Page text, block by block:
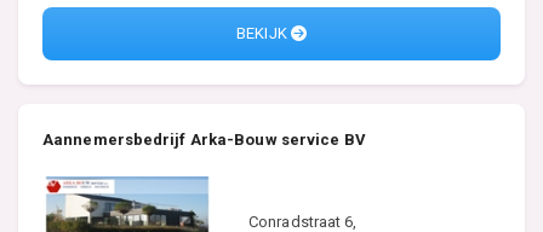
BEKIJK
Aannemersbedrijf Arka-Bouw service BV
Conradstraat 6,